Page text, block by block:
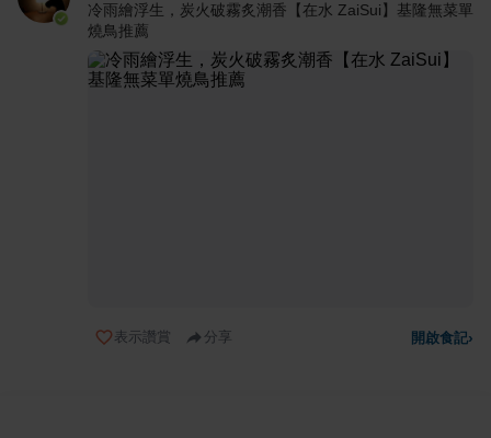
冷雨繪浮生，炭火破霧炙潮香【在水 ZaiSui】基隆無菜單
燒鳥推薦
表示讚賞 分享 開啟食記›